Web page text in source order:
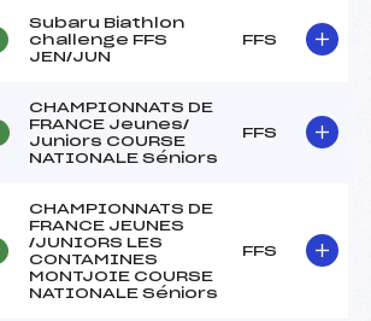
Subaru Biathlon
challenge FFS
JEN/JUN
FFS
CHAMPIONNATS DE
FRANCE Jeunes/
Juniors COURSE
NATIONALE Séniors
FFS
CHAMPIONNATS DE
FRANCE JEUNES
/JUNIORS LES
CONTAMINES
MONTJOIE COURSE
NATIONALE Séniors
FFS